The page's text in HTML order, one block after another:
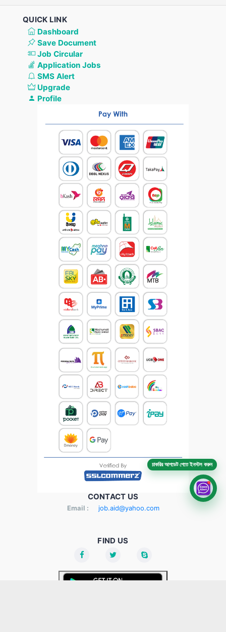
QUICK LINK
Dashboard
Save Document
Job Circular
Application Jobs
SMS Alert
Upgrade
Profile
CONTACT US
Email : job.aid@yahoo.com
FIND US
চাকরির আপডেট পেতে ইনস্টল করুন